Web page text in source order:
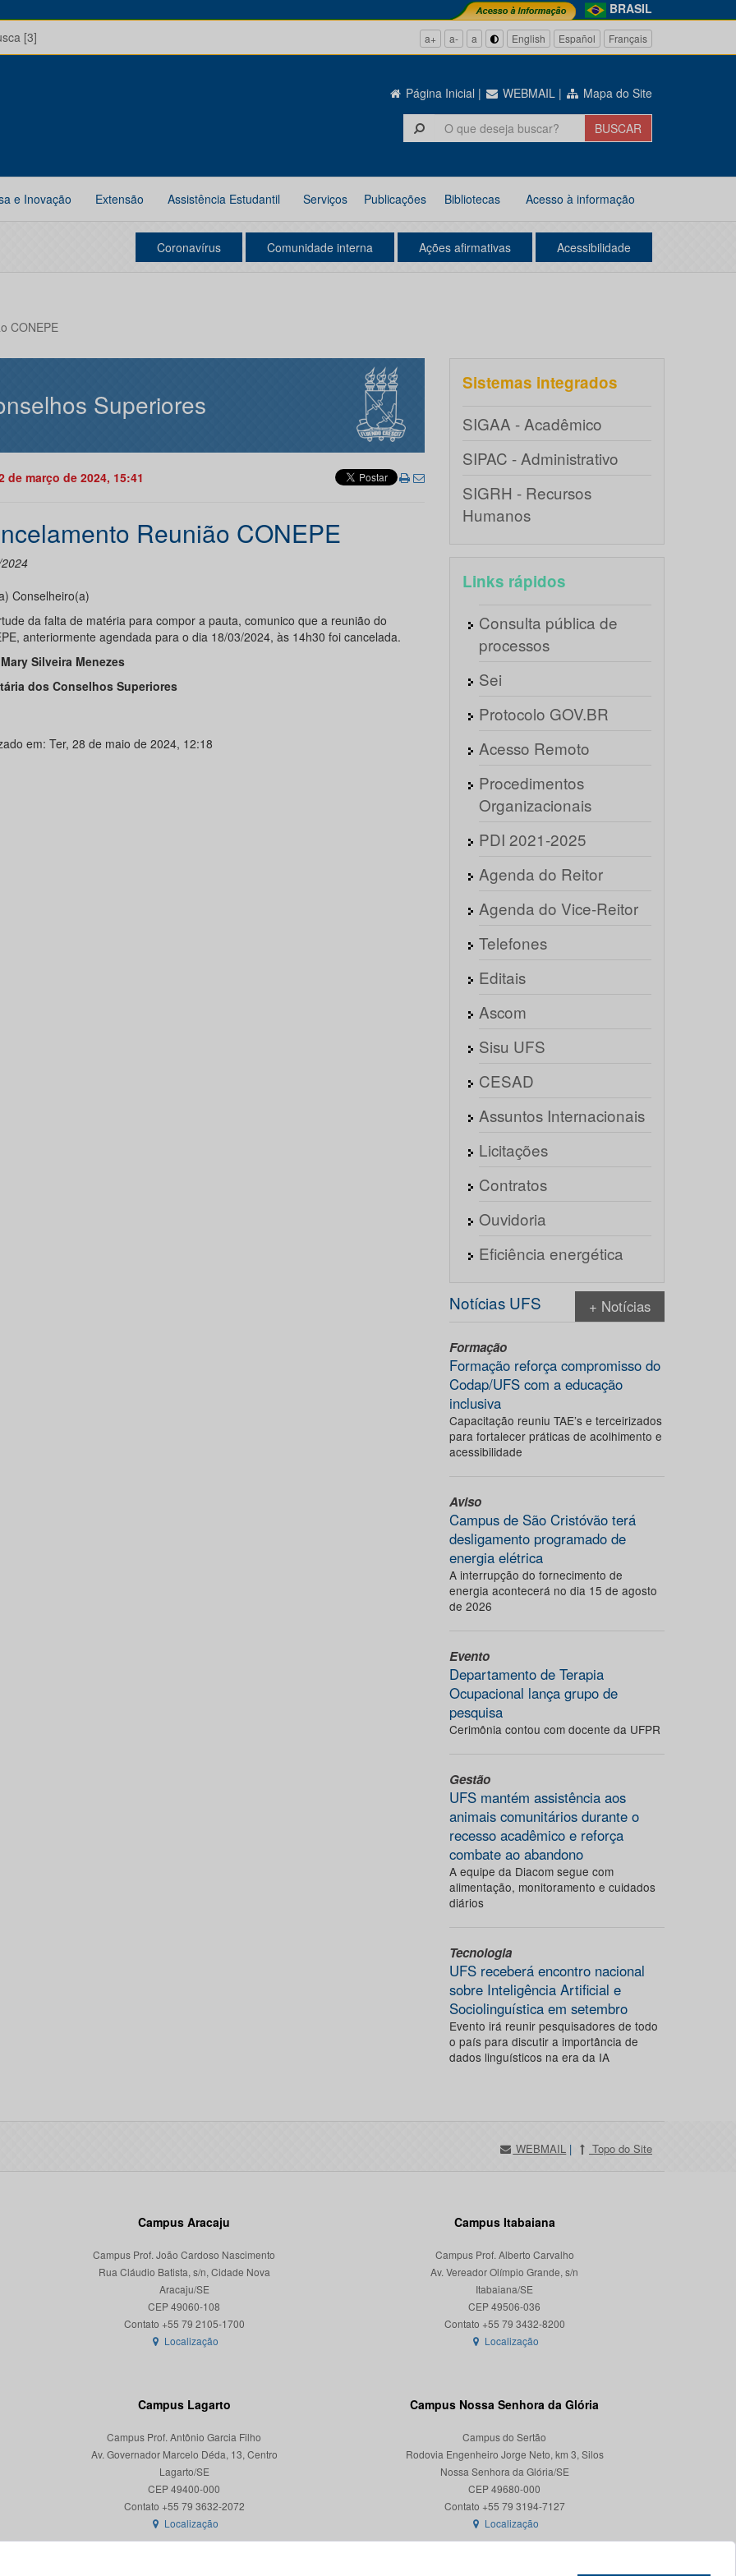
BRASIL
[3] a+ a- a English Español Français
Página Inicial | WEBMAIL | Mapa do Site
e Inovação Extensão Assistência Estudantil Serviços Publicações Bibliotecas Acesso à informação
Coronavírus Comunidade interna Ações afirmativas Acessibilidade
CONEPE
Superiores
de março de 2024, 15:41
Reunião CONEPE
Conselheiro(a)
da falta de matéria para compor a pauta, comunico que a reunião do
anteriormente agendada para o dia 18/03/2024, às 14h30 foi cancelada.
Silveira Menezes
dos Conselhos Superiores
em: Ter, 28 de maio de 2024, 12:18
Sistemas integrados
SIGAA - Acadêmico
SIPAC - Administrativo
SIGRH - Recursos
Humanos
Links rápidos
Consulta pública de
processos
Sei
Protocolo GOV.BR
Acesso Remoto
Procedimentos
Organizacionais
PDI 2021-2025
Agenda do Reitor
Agenda do Vice-Reitor
Telefones
Editais
Ascom
Sisu UFS
CESAD
Assuntos Internacionais
Licitações
Contratos
Ouvidoria
Eficiência energética
Notícias UFS + Notícias
Formação
Formação reforça compromisso do
Codap/UFS com a educação
inclusiva
Capacitação reuniu TAE’s e terceirizados
para fortalecer práticas de acolhimento e
acessibilidade
Aviso
Campus de São Cristóvão terá
desligamento programado de
energia elétrica
A interrupção do fornecimento de
energia acontecerá no dia 15 de agosto
de 2026
Evento
Departamento de Terapia
Ocupacional lança grupo de
pesquisa
Cerimônia contou com docente da UFPR
Gestão
UFS mantém assistência aos
animais comunitários durante o
recesso acadêmico e reforça
combate ao abandono
A equipe da Diacom segue com
alimentação, monitoramento e cuidados
diários
Tecnologia
UFS receberá encontro nacional
sobre Inteligência Artificial e
Sociolinguística em setembro
Evento irá reunir pesquisadores de todo
o país para discutir a importância de
dados linguísticos na era da IA
WEBMAIL | Topo do Site
Campus Aracaju
Campus Prof. João Cardoso Nascimento
Rua Cláudio Batista, s/n, Cidade Nova
Aracaju/SE
CEP 49060-108
Localização
Campus Itabaiana
Campus Prof. Alberto Carvalho
Av. Vereador Olímpio Grande, s/n
Itabaiana/SE
CEP 49506-036
Localização
Campus Lagarto
Campus Prof. Antônio Garcia Filho
Av. Governador Marcelo Déda, 13, Centro
Lagarto/SE
CEP 49400-000
Localização
Campus Nossa Senhora da Glória
Campus do Sertão
Rodovia Engenheiro Jorge Neto, km 3, Silos
Nossa Senhora da Glória/SE
CEP 49680-000
Contato +55 79 3194-7127
Localização